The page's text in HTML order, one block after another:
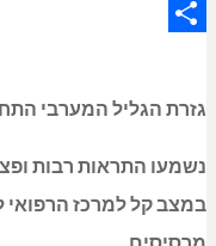
Copy
גזרת הגליל המערבי
במצב קל למרכז הרפואי